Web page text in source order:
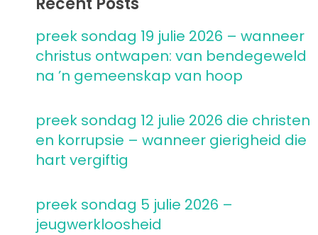
preek sondag 19 julie 2026 – wanneer
christus ontwapen: van bendegeweld
na ’n gemeenskap van hoop
preek sondag 12 julie 2026 die christen
en korrupsie – wanneer gierigheid die
hart vergiftig
preek sondag 5 julie 2026 –
jeugwerkloosheid